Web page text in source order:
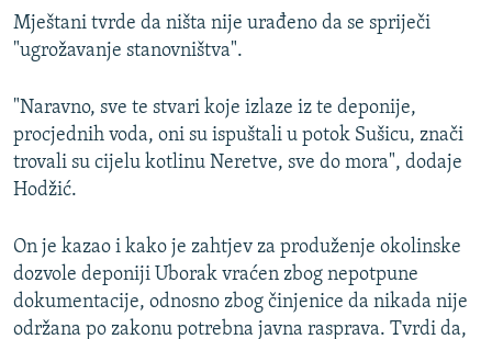
Mještani tvrde da ništa nije urađeno da se spriječi
"ugrožavanje stanovništva".
"Naravno, sve te stvari koje izlaze iz te deponije,
procjednih voda, oni su ispuštali u potok Sušicu, znači
trovali su cijelu kotlinu Neretve, sve do mora", dodaje
Hodžić.
On je kazao i kako je zahtjev za produženje okolinske
dozvole deponiji Uborak vraćen zbog nepotpune
dokumentacije, odnosno zbog činjenice da nikada nije
održana po zakonu potrebna javna rasprava. Tvrdi da,